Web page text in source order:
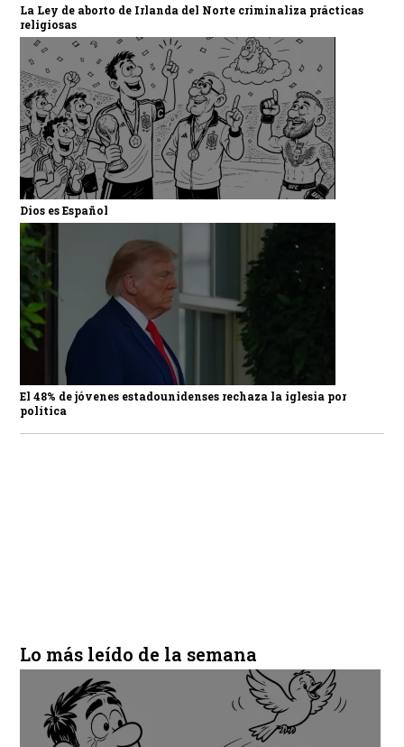
La Ley de aborto de Irlanda del Norte criminaliza prácticas
religiosas
Dios es Español
El 48% de jóvenes estadounidenses rechaza la iglesia por
política
Lo más leído de la semana